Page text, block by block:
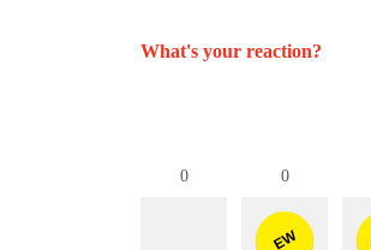
What's your reaction?
0 0
EW